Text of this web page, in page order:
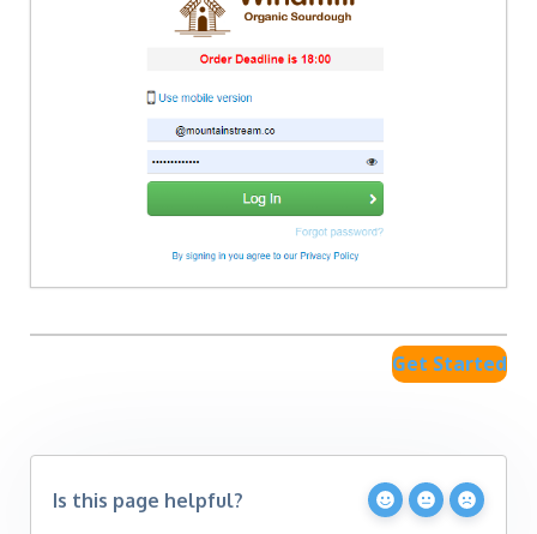
Get Started
Is this page helpful?